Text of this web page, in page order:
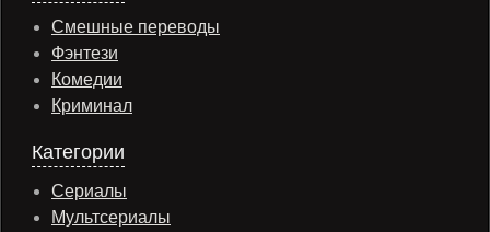
Смешные переводы
Фэнтези
Комедии
Криминал
Категории
Сериалы
Мультсериалы